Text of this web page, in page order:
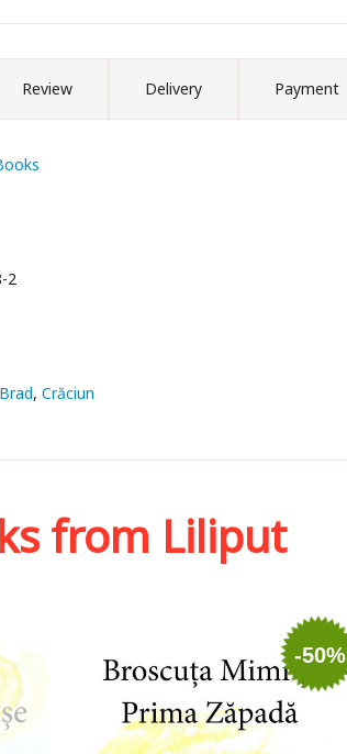
Review Delivery Payment
2
Brad Crăciun
from Liliput
-50%